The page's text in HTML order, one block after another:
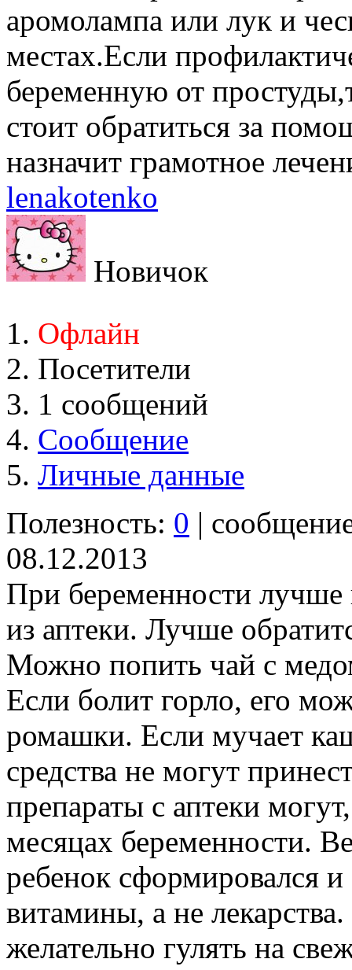
аромолампа или лук и
местах.Если
беременную от
стоит обратиться за
назначит грамотное
lenakotenko
Новичок
Офлайн
Посетители
1 сообщений
Сообщение
Личные данные
Полезность: 0 |
08.12.2013
При беременности лучше
из аптеки. Лучше
Можно попить чай с
Если болит горло, его
ромашки. Если мучает
средства не могут
препараты с аптеки
месяцах беременности.
ребенок сформировался
витамины, а не
желательно гулять на